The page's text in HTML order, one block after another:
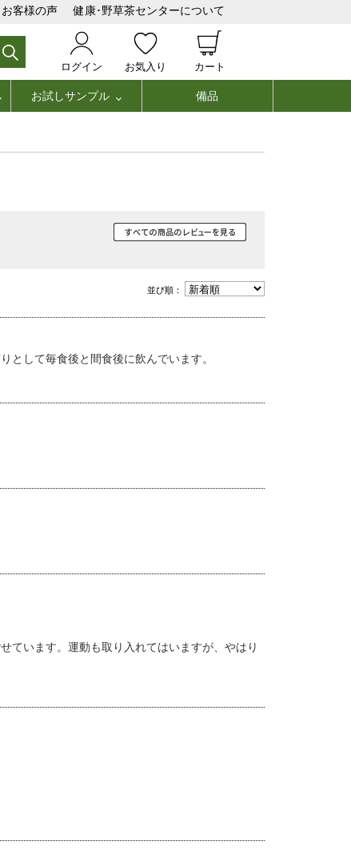
お客様の声 健康･野草茶センターについて
ログイン お気入り カート
お試しサンプル 備品
並び順：
として毎食後と間食後に飲んでいます。
ています。運動も取り入れてはいますが、やはり